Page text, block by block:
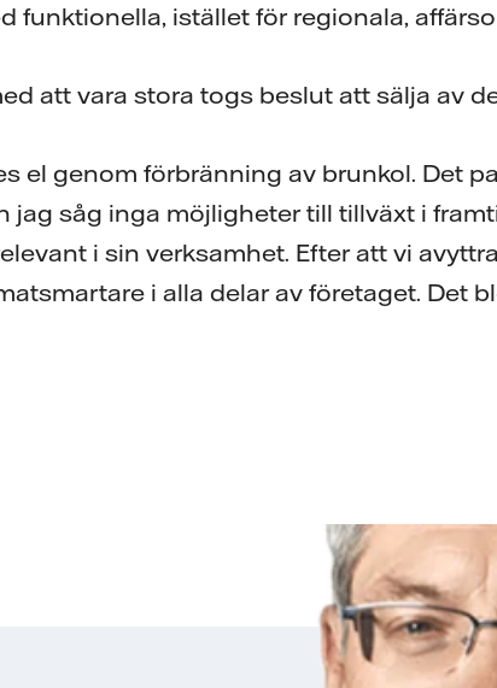
funktionella, istället för regionala,
att vara stora togs beslut att sälja av
el genom förbränning av brunkol. Det
jag såg inga möjligheter till tillväxt i
i sin verksamhet. Efter att vi
i alla delar av företaget. Det